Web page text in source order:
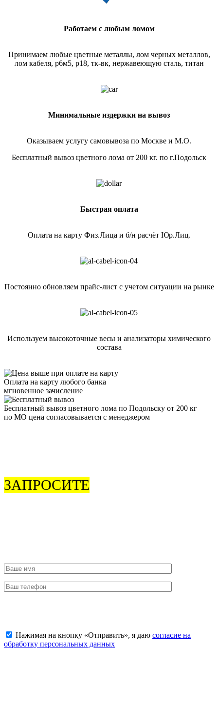
Работаем с любым ломом
Принимаем любые цветные металлы, лом черных металлов,
лом кабеля, р6м5, р18, тк-вк, нержавеющую сталь, титан
Минимальные издержки на вывоз
Оказываем услугу самовывоза по Москве и М.О.
Бесплатный вывоз цветного лома от 200 кг. по г.Подольск
Быстрая оплата
Оплата на карту Физ.Лица и б/н расчёт Юр.Лиц.
Постоянно обновляем прайс-лист с учетом ситуации на рынке
Используем высокоточные весы и анализаторы химического
состава
Оплата на карту любого банка
мгновенное зачисление
Бесплатный вывоз цветного лома по Подольску от 200 кг
по МО цена согласовывается с менеджером
ЗАПРОСИТЕ
Нажимая на кнопку «Отправить», я даю согласие на
обработку персональных данных